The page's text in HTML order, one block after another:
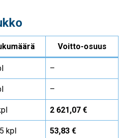
Voitto-osuus
–
–
2 621,07 €
kpl 53,83 €